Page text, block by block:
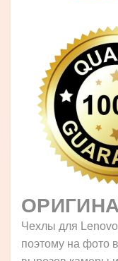
Чехлы для
поэтому на фото